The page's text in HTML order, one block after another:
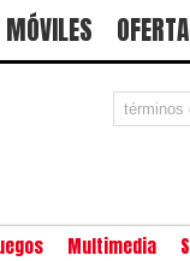
MÓVILES
Multimedia